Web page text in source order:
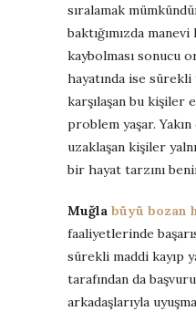
sıralamak
baktığımızda
kaybolması sonucu
hayatında ise
karşılaşan bu kişiler
problem yaşar.
uzaklaşan kişiler
bir hayat tarzını
Muğla büyü bozan
faaliyetlerinde
sürekli maddi kayıp
tarafından da
arkadaşlarıyla